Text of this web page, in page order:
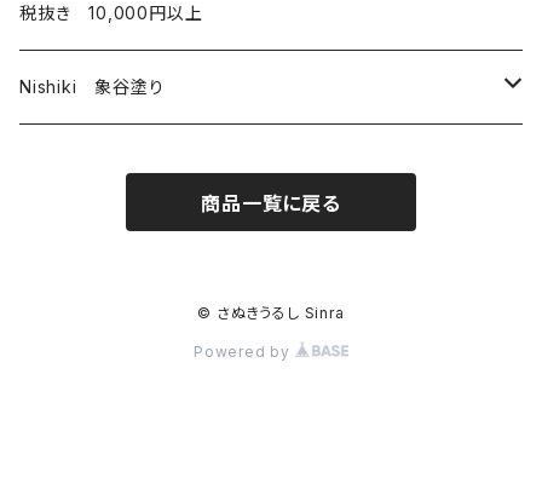
弁当箱
税抜き 10,000円以上
Nishiki 象谷塗り
商品一覧に戻る
© さぬきうるし Sinra
Powered by